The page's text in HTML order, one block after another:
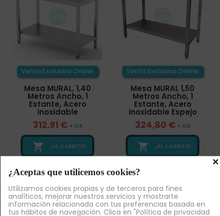
Venta Exclusiva Online
Mesa MURAL, 1,40
Metros Ancho, 1
Estante, Acero
inoxidable
312,91 € + IVA
 ¡AL CARRITO!
Venta Exclusiva Online
Mesa MURAL 1,50
Metros Ancho, 1
Estante, Acero
inoxidable Espejo
324,80 € + IVA
 ¡AL CARRITO!
×
¿Aceptas que utilicemos cookies?
Utilizamos cookies propias y de terceros para fines
analíticos, mejorar nuestros servicios y mostrarte
información relacionada con tus preferencias basada en
tus hábitos de navegación. Clica en "Política de privacidad